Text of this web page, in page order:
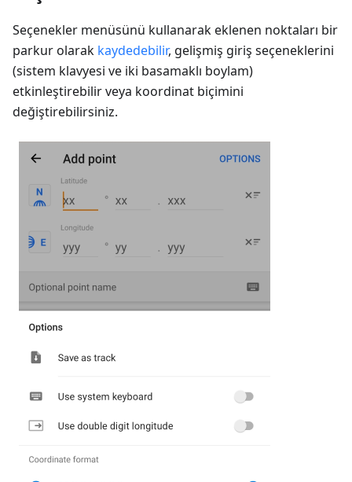
Seçenekler menüsünü kullanarak eklenen noktaları bir
parkur olarak kaydedebilir, gelişmiş giriş seçeneklerini
(sistem klavyesi ve iki basamaklı boylam)
etkinleştirebilir veya koordinat biçimini
değiştirebilirsiniz.